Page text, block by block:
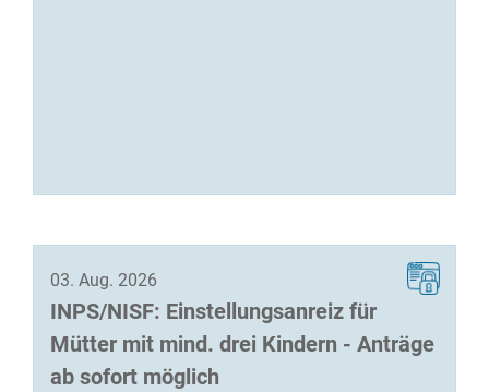
03. Aug. 2026
INPS/NISF: Einstellungsanreiz für
Mütter mit mind. drei Kindern - Anträge
ab sofort möglich